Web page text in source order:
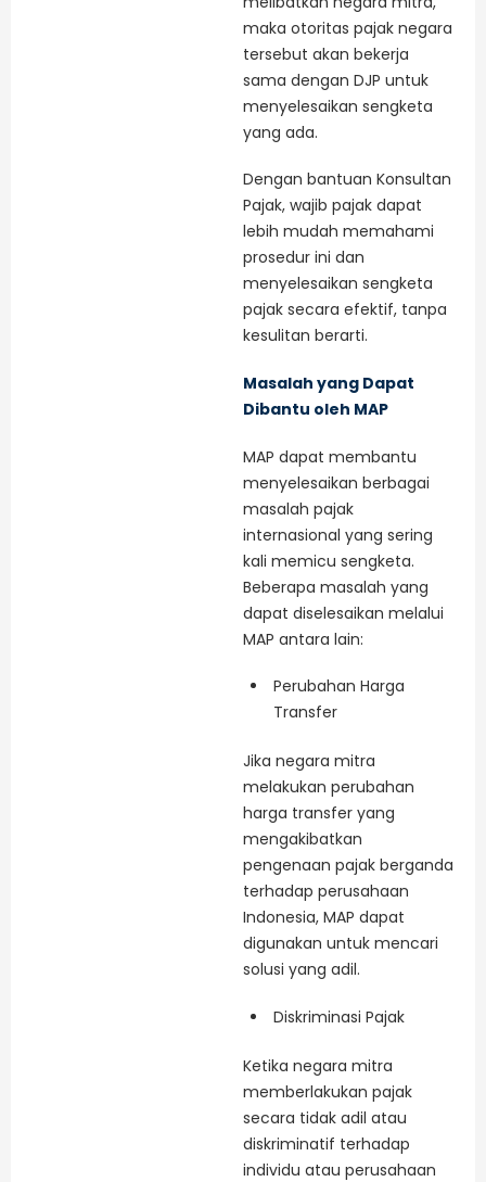
maka otoritas pajak negara
tersebut akan bekerja
sama dengan DJP untuk
menyelesaikan sengketa
yang ada.
Dengan bantuan Konsultan
Pajak, wajib pajak dapat
lebih mudah memahami
prosedur ini dan
menyelesaikan sengketa
pajak secara efektif, tanpa
kesulitan berarti.
Masalah yang Dapat
Dibantu oleh MAP
MAP dapat membantu
menyelesaikan berbagai
masalah pajak
internasional yang sering
kali memicu sengketa.
Beberapa masalah yang
dapat diselesaikan melalui
MAP antara lain:
Perubahan Harga
Transfer
Jika negara mitra
melakukan perubahan
harga transfer yang
mengakibatkan
pengenaan pajak berganda
terhadap perusahaan
Indonesia, MAP dapat
digunakan untuk mencari
solusi yang adil.
Diskriminasi Pajak
Ketika negara mitra
memberlakukan pajak
secara tidak adil atau
diskriminatif terhadap
individu atau perusahaan